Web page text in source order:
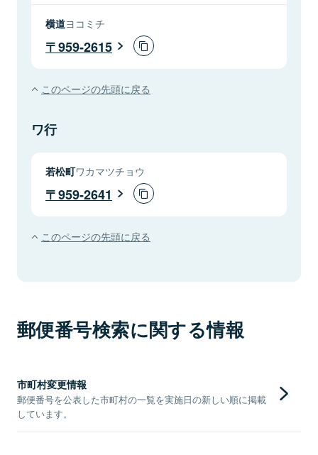
横道ヨコミチ
959-2615
このページの先頭に戻る
ワ行
若松町ワカマツチョウ
959-2641
このページの先頭に戻る
郵便番号検索に関する情報
市町村変更情報
郵便番号を公表した市町村の一覧を実施日の新しい順に掲載
しています。